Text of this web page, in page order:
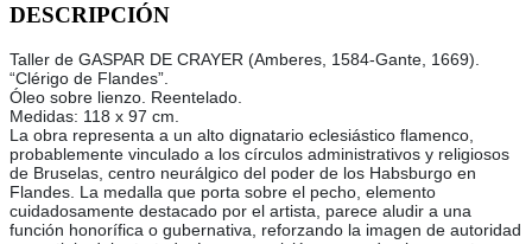
DESCRIPCIÓN
Taller de GASPAR DE CRAYER (Amberes, 1584-Gante, 1669).
“Clérigo de Flandes”.
Óleo sobre lienzo. Reentelado.
Medidas: 118 x 97 cm.
La obra representa a un alto dignatario eclesiástico flamenco,
probablemente vinculado a los círculos administrativos y religiosos
de Bruselas, centro neurálgico del poder de los Habsburgo en
Flandes. La medalla que porta sobre el pecho, elemento
cuidadosamente destacado por el artista, parece aludir a una
función honorífica o gubernativa, reforzando la imagen de autoridad